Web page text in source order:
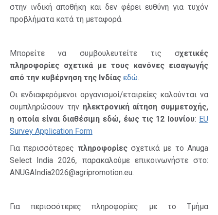
στην ινδική αποθήκη και δεν φέρει ευθύνη για τυχόν
προβλήματα κατά τη μεταφορά.
Μπορείτε να συμβουλευτείτε τις σχετικές
πληροφορίες σχετικά με τους κανόνες εισαγωγής
από την κυβέρνηση της Ινδίας εδώ.
Οι ενδιαφερόμενοι οργανισμοί/εταιρείες καλούνται να
συμπληρώσουν την ηλεκτρονική αίτηση συμμετοχής,
η οποία είναι διαθέσιμη εδώ, έως τις 12 Ιουνίου: EU
Survey Application Form
Για περισσότερες πληροφορίεςσχετικά με το Anuga
Select India 2026, παρακαλούμε επικοινωνήστε στο:
ANUGAIndia2026@agripromotion.eu.
Για περισσότερες πληροφορίες με το Τμήμα